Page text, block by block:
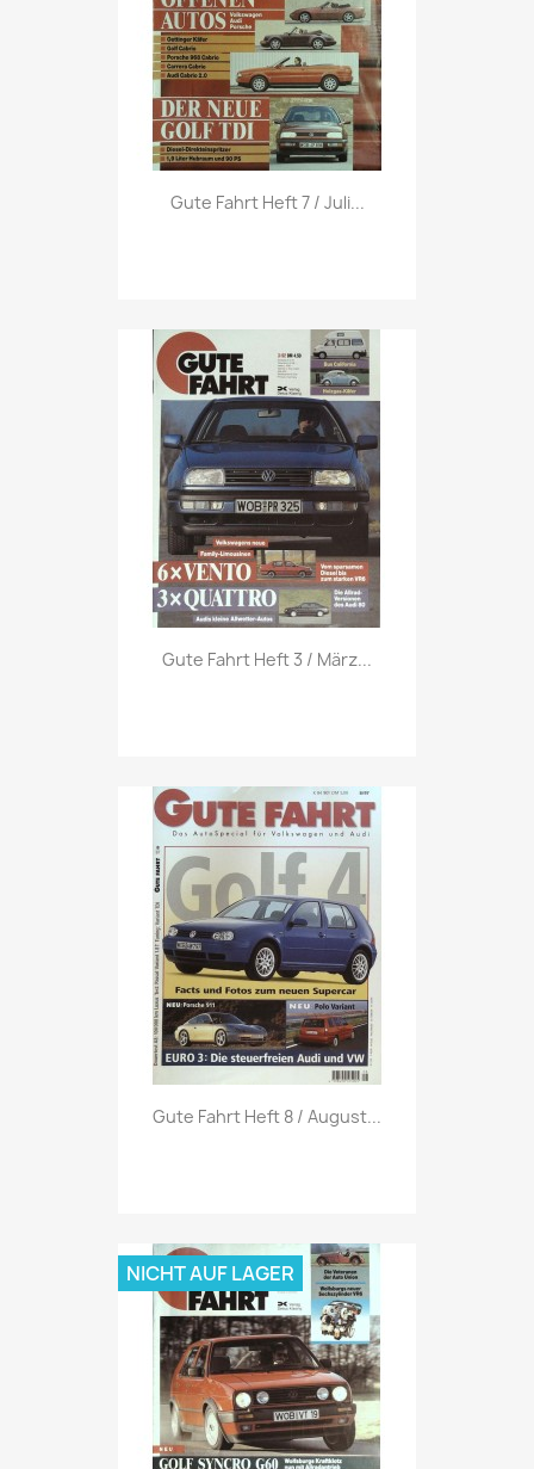
Vorschau
Gute Fahrt Heft 7 / Juli...
Vorschau
Gute Fahrt Heft 3 / März...
Vorschau
Gute Fahrt Heft 8 / August...
NICHT AUF LAGER